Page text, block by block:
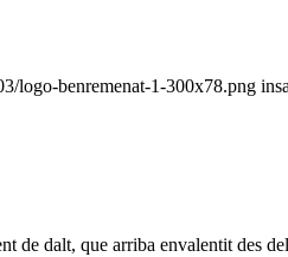
logo-benremenat-1-300x78.png
de dalt, que arriba envalentit des